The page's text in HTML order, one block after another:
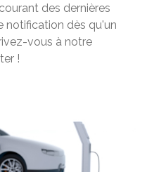
UNE
des dernières
notification dès qu'un
vous à notre
!